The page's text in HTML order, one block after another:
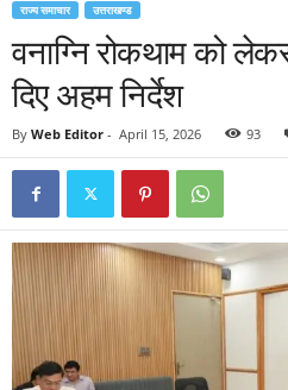
राज्य समाचार उत्तराखण्ड
वनाग्नि रोकथाम को
दिए अहम निर्देश
By Web Editor - April 15, 2026 93